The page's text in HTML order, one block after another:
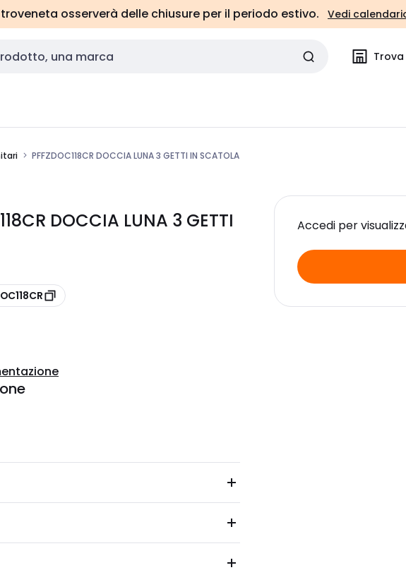
osserverà delle chiusure per il periodo estivo. Vedi
PFFZDOC118CR DOCCIA LUNA 3 GETTI IN SCATOLA
DOCCIA LUNA 3 GETTI Accedi per